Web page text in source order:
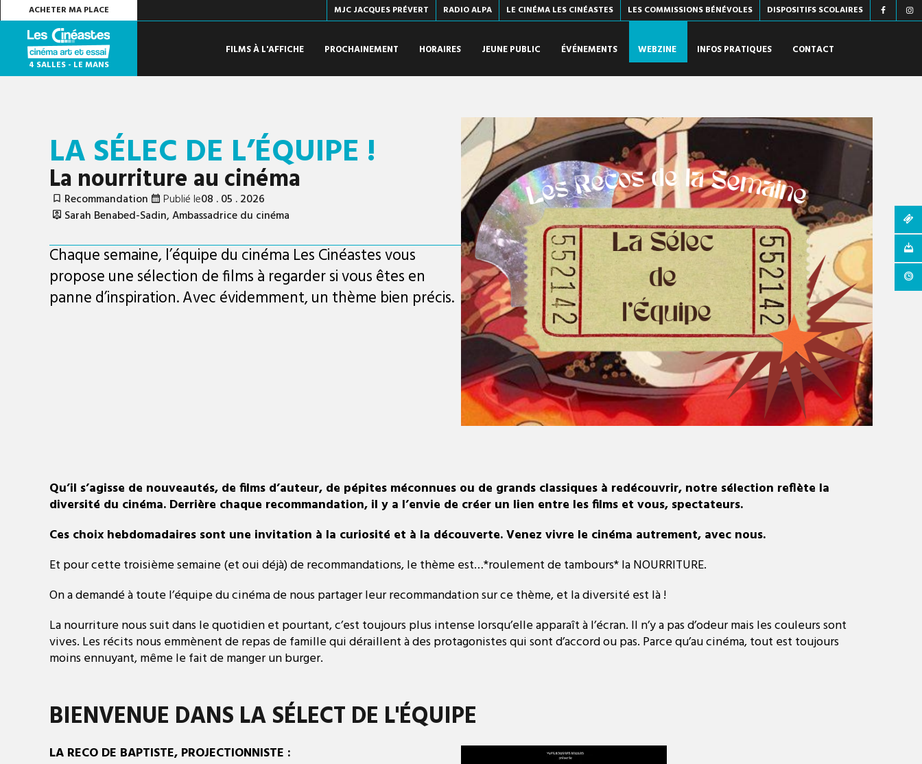
ACHETER MA PLACE MJC JACQUES PRÉVERT RADIO ALPA LE CINÉMA LES CINÉASTES LES COMMISSIONS BÉNÉVOLES DISPOSITIFS SCOLAIRES
4 SALLES - LE MANS
FILMS À L'AFFICHE PROCHAINEMENT HORAIRES JEUNE PUBLIC ÉVÉNEMENTS WEBZINE INFOS PRATIQUES CONTACT
LA SÉLEC DE L’ÉQUIPE !
La nourriture au cinéma
Recommandation Publié le08 . 05 . 2026
Sarah Benabed-Sadin, Ambassadrice du cinéma
Chaque semaine, l’équipe du cinéma Les Cinéastes vous
propose une sélection de films à regarder si vous êtes en
panne d’inspiration. Avec évidemment, un thème bien précis.
Qu’il s’agisse de nouveautés, de films d’auteur, de pépites méconnues ou de grands classiques à redécouvrir, notre sélection reflète la
diversité du cinéma. Derrière chaque recommandation, il y a l’envie de créer un lien entre les films et vous, spectateurs.
Ces choix hebdomadaires sont une invitation à la curiosité et à la découverte. Venez vivre le cinéma autrement, avec nous.
Et pour cette troisième semaine (et oui déjà) de recommandations, le thème est…*roulement de tambours* la NOURRITURE.
On a demandé à toute l’équipe du cinéma de nous partager leur recommandation sur ce thème, et la diversité est là !
La nourriture nous suit dans le quotidien et pourtant, c’est toujours plus intense lorsqu’elle apparaît à l’écran. Il n’y a pas d’odeur mais les couleurs sont
vives. Les récits nous emmènent de repas de famille qui déraillent à des protagonistes qui sont d’accord ou pas. Parce qu’au cinéma, tout est toujours
moins ennuyant, même le fait de manger un burger.
BIENVENUE DANS LA SÉLECT DE L'ÉQUIPE
LA RECO DE BAPTISTE, PROJECTIONNISTE :